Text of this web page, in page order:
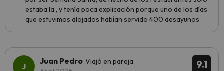
estaba la , y tenía poca explicación porque uno de los días
que estuvimos alojados habían servido 400 desayunos
9.1
Juan Pedro Viajó en pareja